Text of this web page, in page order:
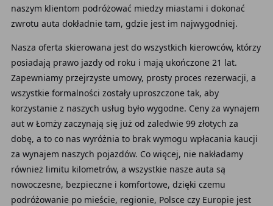
naszym klientom podróżować miedzy miastami i dokonać
zwrotu auta dokładnie tam, gdzie jest im najwygodniej.
Nasza oferta skierowana jest do wszystkich kierowców, którzy
posiadają prawo jazdy od roku i mają ukończone 21 lat.
Zapewniamy przejrzyste umowy, prosty proces rezerwacji, a
wszystkie formalności zostały uproszczone tak, aby
korzystanie z naszych usług było wygodne. Ceny za wynajem
aut w Łomży zaczynają się już od zaledwie 99 złotych za
dobę, a to co nas wyróżnia to brak wymogu wpłacania kaucji
za wynajem naszych pojazdów. Co więcej, nie nakładamy
również limitu kilometrów, a wszystkie nasze auta są
nowoczesne, bezpieczne i komfortowe, dzięki czemu
podróżowanie po mieście, regionie, Polsce czy Europie jest